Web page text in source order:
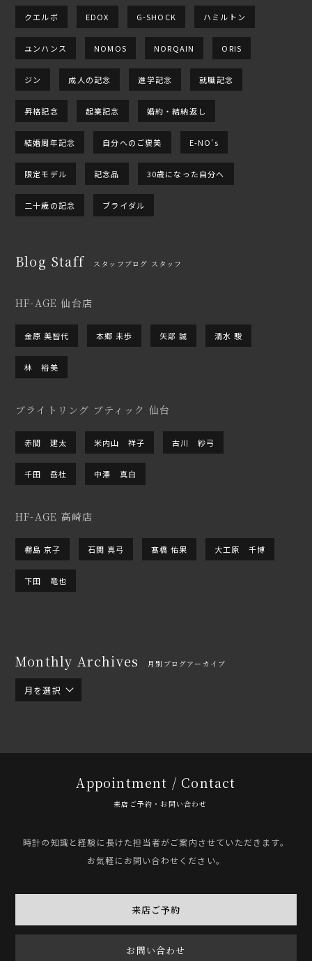
クエルボ EDOX G-SHOCK ハミルトン
ユンハンス NOMOS NORQAIN ORIS
ジン 成人の記念 進学記念 就職記念
昇格記念 起業記念 婚約・結納返し
結婚周年記念 自分へのご褒美 E-NO's
限定モデル 記念品 30歳になった自分へ
二十歳の記念 ブライダル
Blog Staff スタッフブログ スタッフ
HF-AGE 仙台店
金原 美智代 本郷 未歩 矢部 誠 清水 駿
林 裕美
ブライトリング ブティック 仙台
赤間 建太 米内山 祥子 古川 紗弓
千田 岳杜 中澤 真白
HF-AGE 高崎店
橳島 京子 石関 真弓 髙橋 佑果 大工原 千博
下田 竜也
Monthly Archives 月別ブログアーカイブ
月を選択
Appointment / Contact
来店ご予約・お問い合わせ
時計の知識と経験に長けた担当者がご案内させていただきます。
お気軽にお問い合わせください。
来店ご予約
お問い合わせ